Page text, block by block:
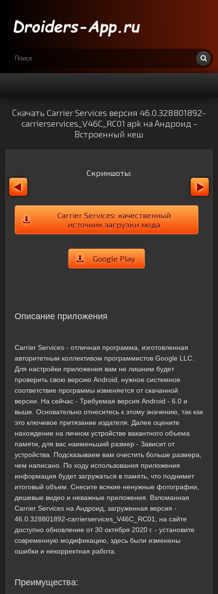
Скачать Carrier Services версия 46.0.328801892-
carrierservices_V46C_RC01 apk на Андроид -
Встроенный кеш
Скриншоты:
Carrier Services: качественный
источник загрузки мода
Google Play
Описание приложения
Carrier Services - отличная программа, изготовленная
авторитетным коллективом программистов Google LLC.
Для настройки приложения вам не лишним будет
проверить свою версию Android, нужное системное
соответствие программы изменяется от скачанной
версии. На сейчас - Требуемая версия Android - 6.0 и
выше. Основательно отнеситесь к этому значению, так как
это ключевое притязание издателя. Далее оцените
нахождение на личном устройстве вакантного объема
памяти, для вас наименьший размер - Зависит от
устройства. Подсказываем вам очистить больше размера,
чем написано. По ходу использования приложения
информация будет загружаться в память, что поднимет
итоговый объем. Снесите всякие ненужные фотографии,
дешевые видео и неважные приложения. Взломанная
Carrier Services на Андроид, загруженная версия -
46.0.328801892-carrierservices_V46C_RC01, на сайте
доступно обновление от 30 октября 2020 г. - установите
современную модификацию, здесь были изменены
ошибки и некорректная работа.
Преимущества: